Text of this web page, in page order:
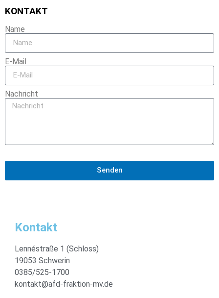
KONTAKT
Name
E-Mail
Nachricht
Senden
Kontakt
Lennéstraße 1 (Schloss)
19053 Schwerin
0385/525-1700
kontakt@afd-fraktion-mv.de